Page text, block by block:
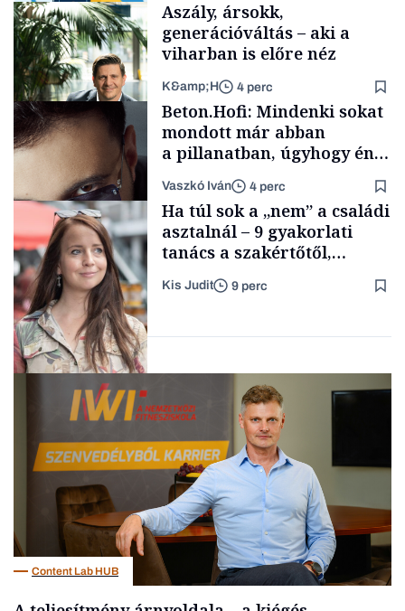
Smart habits
TÁMOGATÓI
TARTALOM
Aszály, ársokk,
generációváltás – aki a
viharban is előre néz
K&amp;H 4 perc
Forbes-sztori
Beton.Hofi: Mindenki sokat
mondott már abban
a pillanatban, úgyhogy én
a legsarkosabb
gondolataimat akartam
kimondani
Vaszkó Iván 4 perc
Ha túl sok a „nem” a családi
asztalnál – 9 gyakorlati
tanács a szakértőtől,
hogyan legyünk jól etető
szülők
Kis Judit 9 perc
Content Lab HUB